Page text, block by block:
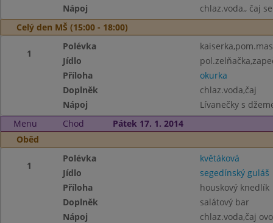
Nápoj
chlaz.voda,, čaj
Celý den MŠ (15:00 - 18:00)
1
Polévka
Jídlo
Příloha
okurka
Doplněk
chlaz.voda,čaj
Nápoj
Lívanečky s
Menu
Chod
Pátek 17. 1. 2014
Oběd
1
Polévka
květáková
Jídlo
segedínský guláš
Příloha
houskový knedlík
Doplněk
salátový bar
Nápoj
chlaz.voda,čaj